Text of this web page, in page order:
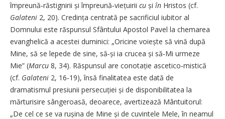
împreună‑răstignirii și împreună‑viețuirii cu și în Hristos (cf.
Galateni 2, 20). Credința centrată pe sacrificiul iubitor al
Domnului este răspunsul Sfântului Apostol Pavel la chemarea
evanghelică a acestei duminici: „Oricine voiește să vină după
Mine, să se lepede de sine, să‑și ia crucea și să‑Mi urmeze
Mie” (Marcu 8, 34). Răspunsul are conotație ascetico‑mistică
(cf. Galateni 2, 16‑19), însă finalitatea este dată de
dramatismul presiunii persecuției și de disponibilitatea la
mărturisire sângeroasă, deoarece, avertizează Mântuitorul:
„De cel ce se va rușina de Mine și de cuvintele Mele, în neamul